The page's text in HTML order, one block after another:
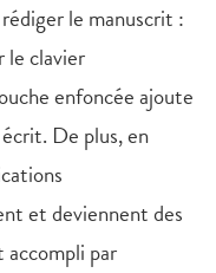
le manuscrit :
le clavier
enfoncée ajoute
De plus, en
et deviennent des
accompli par